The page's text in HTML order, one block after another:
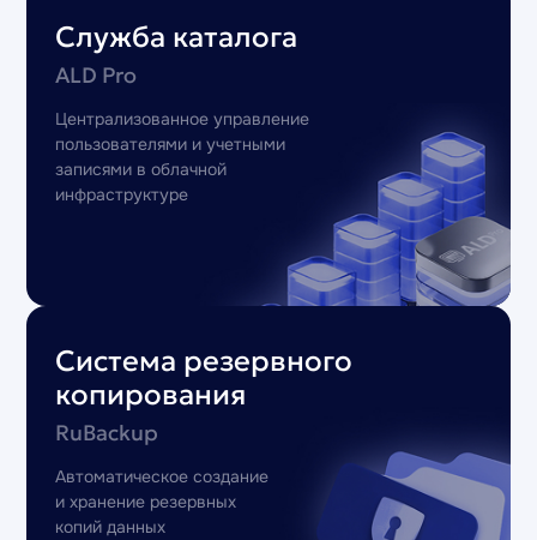
Служба каталога
ALD Pro
Централизованное управление
пользователями и учетными
записями в облачной
инфраструктуре
Система резервного
копирования
RuBackup
Автоматическое создание
и хранение резервных
копий данных